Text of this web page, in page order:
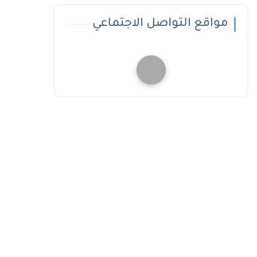
مواقع التواصل الاجتماعي